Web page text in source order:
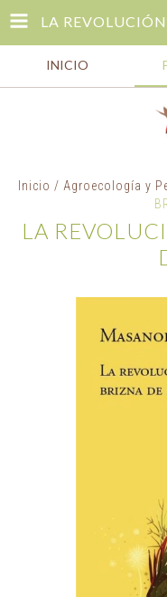
INICIO
Inicio / Agroecología y
LA